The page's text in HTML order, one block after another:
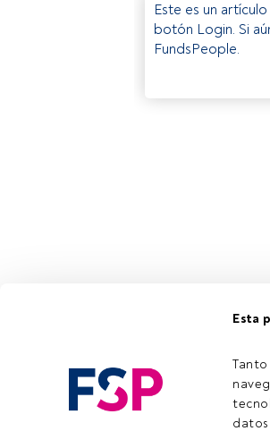
Esta
Este es un
botón Login. Si
FundsPeople.